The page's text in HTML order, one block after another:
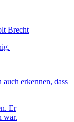
Er
war.